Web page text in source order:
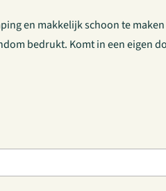
en makkelijk schoon te
bedrukt. Komt in een eigen